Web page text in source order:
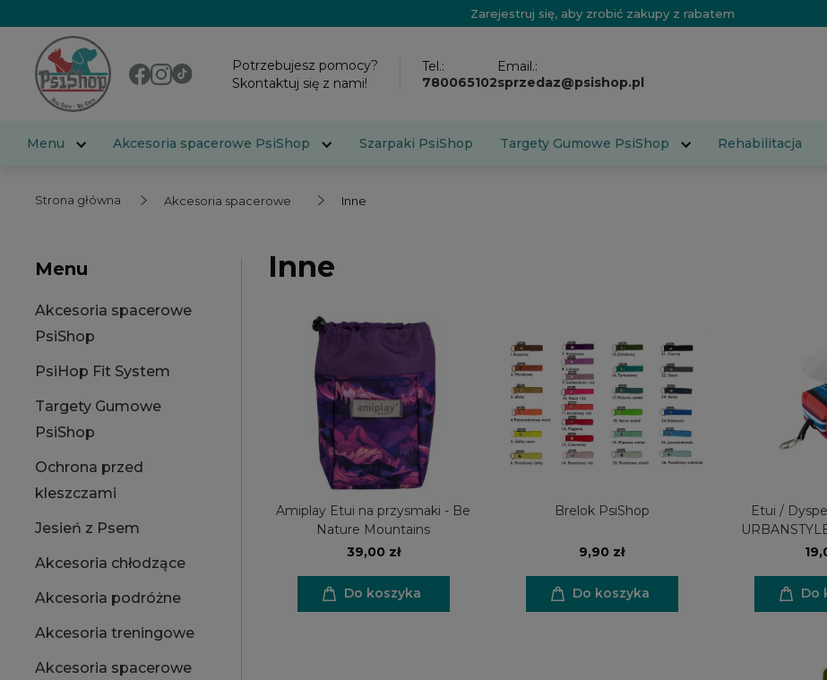
Zarejestruj się, aby zrobić zakupy z rabatem
Potrzebujesz pomocy?
Skontaktuj się z nami!
Tel.:
780065102
Email.:
sprzedaz@psishop.pl
Menu Akcesoria spacerowe PsiShop Szarpaki PsiShop Targety Gumowe PsiShop Rehabilitacja
Strona główna Akcesoria spacerowe Inne
Menu
Akcesoria spacerowe
PsiShop
PsiHop Fit System
Targety Gumowe
PsiShop
Ochrona przed
kleszczami
Jesień z Psem
Akcesoria chłodzące
Akcesoria podróżne
Akcesoria treningowe
Akcesoria spacerowe
Inne
Amiplay Etui na przysmaki - Be
Nature Mountains
39,00 zł
Do koszyka
Brelok PsiShop
9,90 zł
Do koszyka
Etui /
Do